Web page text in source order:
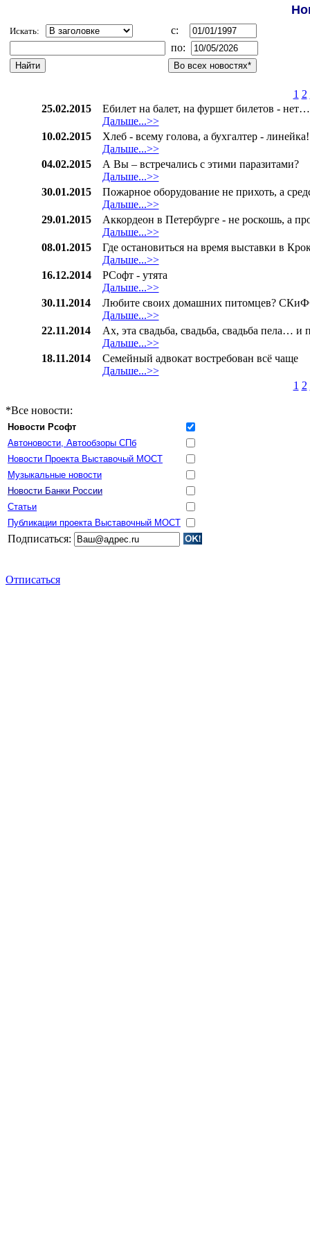
Искать:
c:
по:
1 2
25.02.2015
Ебилет на балет, на фуршет билетов - нет…
Дальше...>>
10.02.2015
Хлеб - всему голова, а бухгалтер - линейка!
Дальше...>>
04.02.2015
А Вы – встречались с этими паразитами?
Дальше...>>
30.01.2015
Пожарное оборудование не прихоть, а
Дальше...>>
29.01.2015
Аккордеон в Петербурге - не роскошь, а
Дальше...>>
08.01.2015
Где остановиться на время выставки в
Дальше...>>
16.12.2014
РСофт - утята
Дальше...>>
30.11.2014
Любите своих домашних питомцев?
Дальше...>>
22.11.2014
Ах, эта свадьба, свадьба, свадьба пела… и
Дальше...>>
18.11.2014
Семейный адвокат востребован всё чаще
Дальше...>>
1 2
*Все новости:
Новости Рсофт
Автоновости, Автообзоры СПб
Новости Проекта Выставочый МОСТ
Музыкальные новости
Новости Банки России
Статьи
Публикации проекта Выставочный МОСТ
Подписаться:
Отписаться